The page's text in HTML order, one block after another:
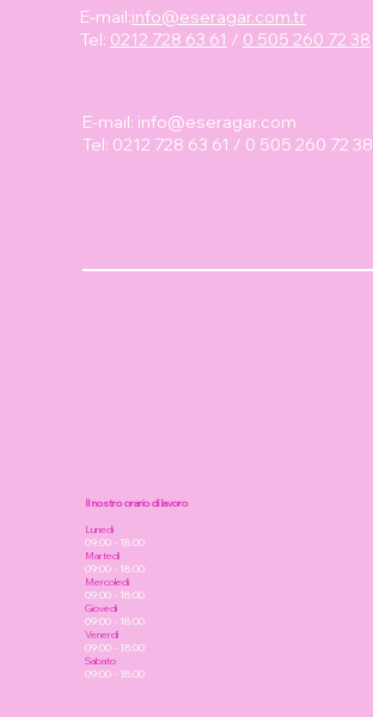
E-mail: info@eseragar.com
Tel: 0212 728 63 61 / 0 505 260 72 38
Il nostro orario di lavoro
Lunedi
09:00 - 18:00
Martedì
09:00 - 18:00
Mercoledì
09:00 - 18:00
Giovedì
09:00 - 18:00
Venerdì
09:00 - 18:00
Sabato
09:00 - 18:00
E-mail:info@eseragar.com.tr
Tel: 0212 728 63 61 / 0 505 260 72 38